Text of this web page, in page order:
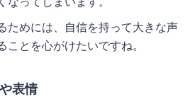
ためには、自信を持って大きな声
とを心がけたいですね。
表情